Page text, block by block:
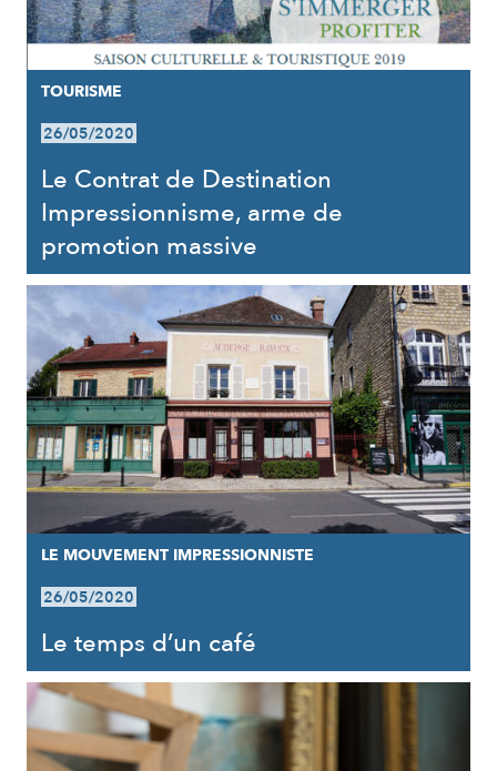
TOURISME
26/05/2020
Le Contrat de Destination
Impressionnisme, arme de
promotion massive
LE MOUVEMENT IMPRESSIONNISTE
26/05/2020
Le temps d’un café